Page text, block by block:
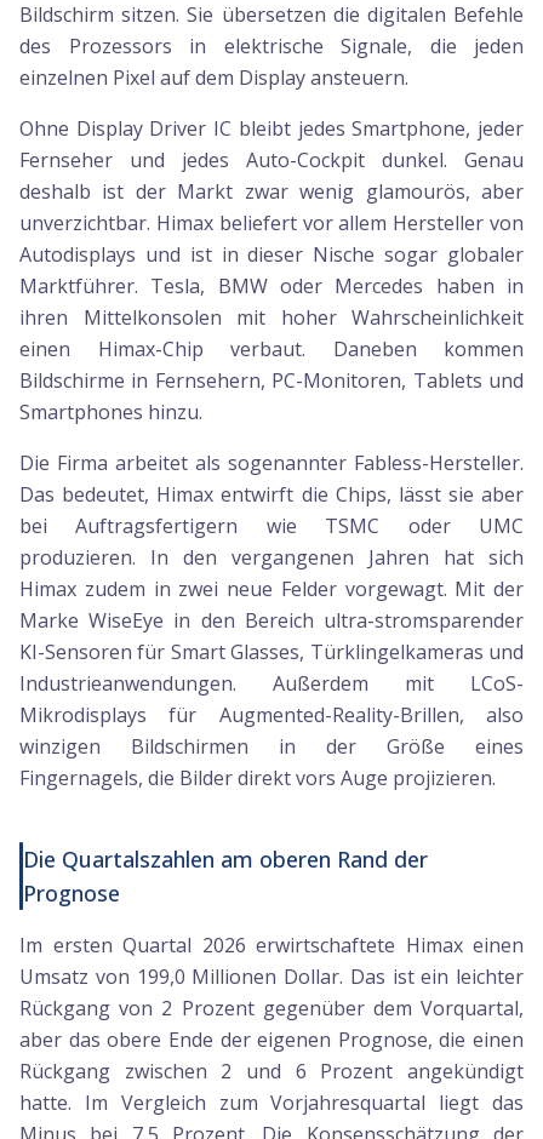
Bildschirm sitzen. Sie übersetzen die digitalen Befehle
des Prozessors in elektrische Signale, die jeden
einzelnen Pixel auf dem Display ansteuern.
Ohne Display Driver IC bleibt jedes Smartphone, jeder
Fernseher und jedes Auto-Cockpit dunkel. Genau
deshalb ist der Markt zwar wenig glamourös, aber
unverzichtbar. Himax beliefert vor allem Hersteller von
Autodisplays und ist in dieser Nische sogar globaler
Marktführer. Tesla, BMW oder Mercedes haben in
ihren Mittelkonsolen mit hoher Wahrscheinlichkeit
einen Himax-Chip verbaut. Daneben kommen
Bildschirme in Fernsehern, PC-Monitoren, Tablets und
Smartphones hinzu.
Die Firma arbeitet als sogenannter Fabless-Hersteller.
Das bedeutet, Himax entwirft die Chips, lässt sie aber
bei Auftragsfertigern wie TSMC oder UMC
produzieren. In den vergangenen Jahren hat sich
Himax zudem in zwei neue Felder vorgewagt. Mit der
Marke WiseEye in den Bereich ultra-stromsparender
KI-Sensoren für Smart Glasses, Türklingelkameras und
Industrieanwendungen. Außerdem mit LCoS-
Mikrodisplays für Augmented-Reality-Brillen, also
winzigen Bildschirmen in der Größe eines
Fingernagels, die Bilder direkt vors Auge projizieren.
Die Quartalszahlen am oberen Rand der
Prognose
Im ersten Quartal 2026 erwirtschaftete Himax einen
Umsatz von 199,0 Millionen Dollar. Das ist ein leichter
Rückgang von 2 Prozent gegenüber dem Vorquartal,
aber das obere Ende der eigenen Prognose, die einen
Rückgang zwischen 2 und 6 Prozent angekündigt
hatte. Im Vergleich zum Vorjahresquartal liegt das